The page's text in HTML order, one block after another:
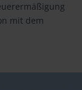
mit dem